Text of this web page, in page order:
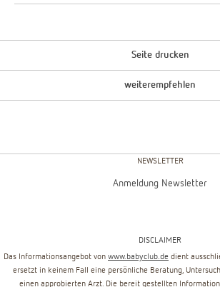
Seite drucken
weiterempfehlen
NEWSLETTER
Anmeldung Newsletter
DISCLAIMER
Das Informationsangebot von www.babyclub.de dient
ersetzt in keinem Fall eine persönliche Beratung,
einen approbierten Arzt. Die bereit gestellten